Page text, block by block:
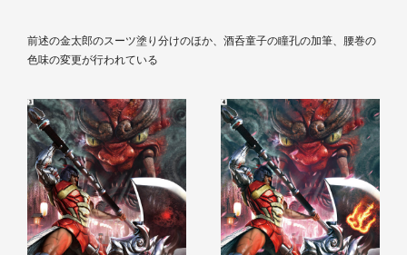
前述の金太郎のスーツ塗り分けのほか、酒呑童子の瞳孔の加筆、腰巻の
色味の変更が行われている